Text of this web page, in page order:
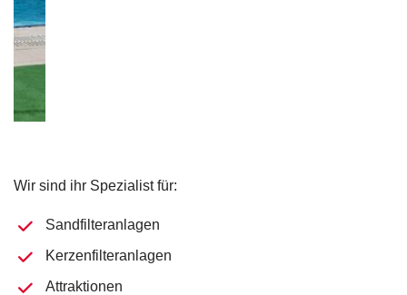
Wir sind ihr Spezialist für:
Sandfilteranlagen
Kerzenfilteranlagen
Attraktionen